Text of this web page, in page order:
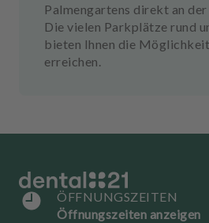
Palmengartens direkt an
Die vielen Parkplätze rund
bieten Ihnen die
erreichen.
ÖFFNUNGSZEITEN
Öffnungszeiten anzeigen